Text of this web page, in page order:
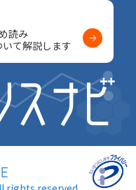
読み
て解説します